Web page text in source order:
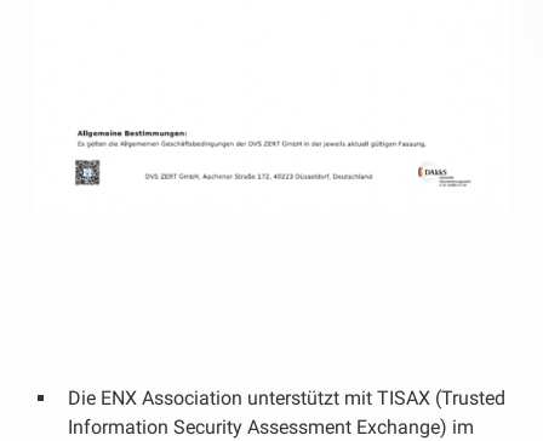
Die ENX Association unterstützt mit TISAX (Trusted
Information Security Assessment Exchange) im